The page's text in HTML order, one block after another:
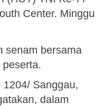
Center. Minggu
senam bersama
Sanggau,
dalam